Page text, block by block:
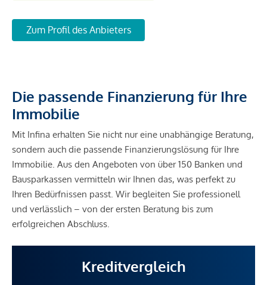
Zum Profil des Anbieters
Die passende Finanzierung für Ihre
Immobilie
Mit Infina erhalten Sie nicht nur eine unabhängige Beratung,
sondern auch die passende Finanzierungslösung für Ihre
Immobilie. Aus den Angeboten von über 150 Banken und
Bausparkassen vermitteln wir Ihnen das, was perfekt zu
Ihren Bedürfnissen passt. Wir begleiten Sie professionell
und verlässlich – von der ersten Beratung bis zum
erfolgreichen Abschluss.
Kreditvergleich